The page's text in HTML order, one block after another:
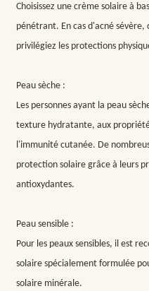
Choisissez une crème solaire à
pénétrant. En cas d'acné
privilégiez les protections
Peau sèche :
Les personnes ayant la peau
texture hydratante, aux
l'immunité cutanée. De
protection solaire grâce à leurs
antioxydantes.
Peau sensible :
Pour les peaux sensibles, il est
solaire spécialement formulée
solaire minérale.